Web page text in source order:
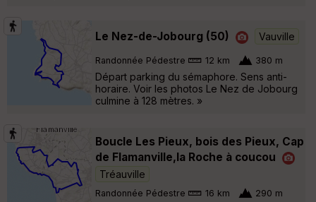
Le Nez-de-Jobourg (50) Vauville
Randonnée Pédestre 12 km 380 m
Départ parking du sémaphore. Sens anti-
horaire. Voir les photos Le Nez de Jobourg
culmine à 128 mètres. »
Boucle Les Pieux, bois des Pieux, Cap
de Flamanville,la Roche à coucou
Tréauville
Randonnée Pédestre 16 km 290 m